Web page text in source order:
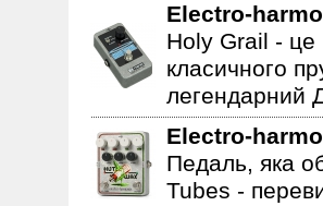
Electro-
Holy Grail - це
класичного
легендарний
Electro-
Педаль, яка
Tubes -